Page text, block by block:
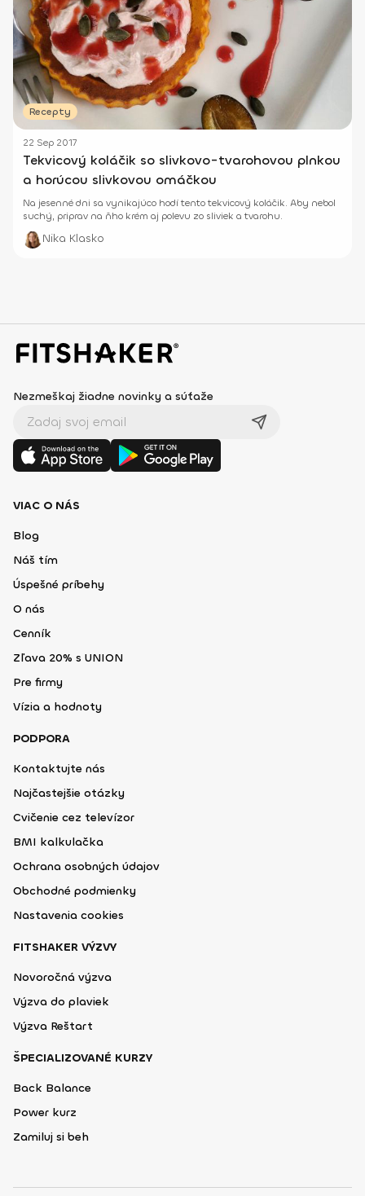
Recepty
22 Sep 2017
Tekvicový koláčik so slivkovo-tvarohovou plnkou
a horúcou slivkovou omáčkou
Na jesenné dni sa vynikajúco hodí tento tekvicový koláčik. Aby nebol
suchý, priprav na ňho krém aj polevu zo sliviek a tvarohu.
Nika Klasko
Nezmeškaj žiadne novinky a súťaže
VIAC O NÁS
Blog
Náš tím
Úspešné príbehy
O nás
Cenník
Zľava 20% s UNION
Pre firmy
Vízia a hodnoty
PODPORA
Kontaktujte nás
Najčastejšie otázky
Cvičenie cez televízor
BMI kalkulačka
Ochrana osobných údajov
Obchodné podmienky
Nastavenia cookies
FITSHAKER VÝZVY
Novoročná výzva
Výzva do plaviek
Výzva Reštart
ŠPECIALIZOVANÉ KURZY
Back Balance
Power kurz
Zamiluj si beh